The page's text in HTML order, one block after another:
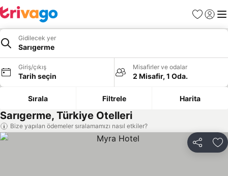
Favoriler
Giriş
Gidilecek yer
Sarıgerme
Giriş/çıkış
Tarih seçin
Misafirler ve odalar
2 Misafir, 1 Oda.
Sırala Filtrele Harita
Sarıgerme, Türkiye Otelleri
Bize yapılan ödemeler sıralamamızı nasıl etkiler?
Paylaş